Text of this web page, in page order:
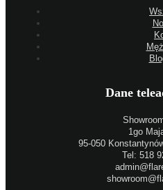
Dane
1go
95-050
Tel: 518